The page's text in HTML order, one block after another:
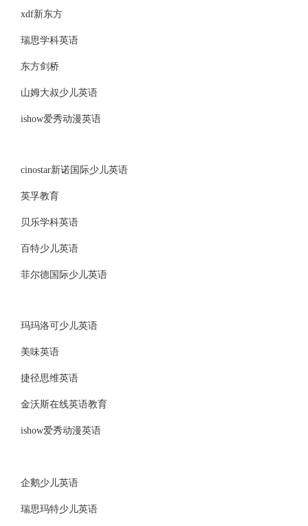
xdf新东方
瑞思学科英语
东方剑桥
山姆大叔少儿英语
ishow爱秀动漫英语
cinostar新诺国际少儿英语
英孚教育
贝乐学科英语
百特少儿英语
菲尔德国际少儿英语
玛玛洛可少儿英语
美味英语
捷径思维英语
金沃斯在线英语教育
ishow爱秀动漫英语
企鹅少儿英语
瑞思玛特少儿英语